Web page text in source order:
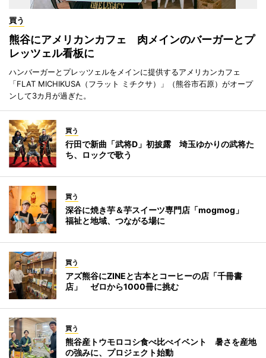
買う
熊谷にアメリカンカフェ 肉メインのバーガーとプ
レッツェル看板に
ハンバーガーとプレッツェルをメインに提供するアメリカンカフェ
「FLAT MICHIKUSA（フラット ミチクサ）」（熊谷市石原）がオープ
ンして3カ月が過ぎた。
買う
行田で新曲「武将D」初披露 埼玉ゆかりの武将た
ち、ロックで歌う
買う
深谷に焼き芋＆芋スイーツ専門店「mogmog」
福祉と地域、つながる場に
買う
アズ熊谷にZINEと古本とコーヒーの店「千冊書
店」 ゼロから1000冊に挑む
買う
熊谷産トウモロコシ食べ比べイベント 暑さを産地
の強みに、プロジェクト始動